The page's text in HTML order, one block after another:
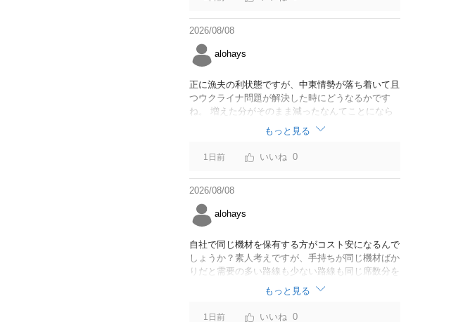
2026/08/08
alohays
正に漁夫の利状態ですが、中東情勢が落ち着いて且
つウクライナ問題が解決した時にどうなるかです
ね。 増えた分がそのまま減ったなんてことになら
なければいいですが。
もっと見る
1日前 0
2026/08/08
alohays
自社で同じ機材を保有する方がコスト安になるんで
しょうか？素人考えですが、手持ちが同じ機材ばか
りだと需要の多い路線も少ない路線も同じ席数分を
供給することになるので、需要が多い路線には大型
機材を当て、少ない路線には小型機材を当てるな
ど、席数を調整するにはリース契約の方が対応しや
もっと見る
1日前 0